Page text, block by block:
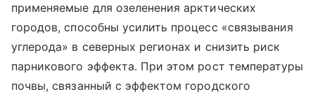
применяемые для озеленения арктических
городов, способны усилить процесс «связывания
углерода» в северных регионах и снизить риск
парникового эффекта. При этом рост температуры
почвы, связанный с эффектом городского